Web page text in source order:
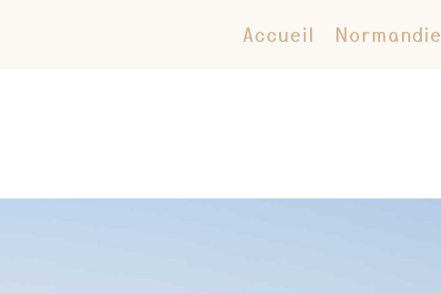
Accueil Normandie